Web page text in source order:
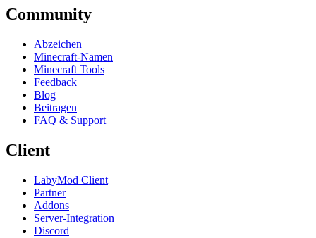
Community
Abzeichen
Minecraft-Namen
Minecraft Tools
Feedback
Blog
Beitragen
FAQ & Support
Client
LabyMod Client
Partner
Addons
Server-Integration
Discord